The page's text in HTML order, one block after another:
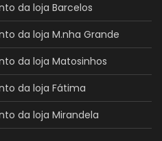
da loja Barcelos
da loja M.nha Grande
da loja Matosinhos
da loja Fátima
da loja Mirandela